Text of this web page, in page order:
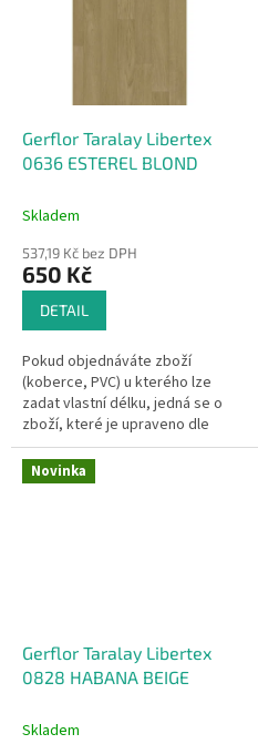
Gerflor Taralay Libertex
0636 ESTEREL BLOND
Skladem
537,19 Kč bez DPH
650 Kč
DETAIL
Pokud objednáváte zboží
(koberce, PVC) u kterého lze
zadat vlastní délku, jedná se o
zboží, které je upraveno dle
Vašeho přání.Pak se dle §1837
písm. d) občanského
zákoníku na...
Novinka
Gerflor Taralay Libertex
0828 HABANA BEIGE
Skladem